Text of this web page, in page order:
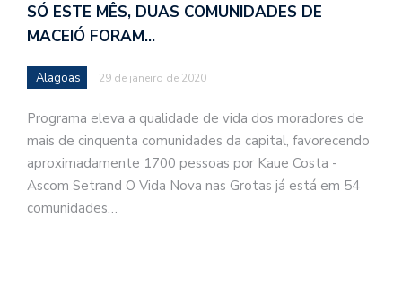
SÓ ESTE MÊS, DUAS COMUNIDADES DE
MACEIÓ FORAM…
Alagoas 29 de janeiro de 2020
Programa eleva a qualidade de vida dos moradores de
mais de cinquenta comunidades da capital, favorecendo
aproximadamente 1700 pessoas por Kaue Costa -
Ascom Setrand O Vida Nova nas Grotas já está em 54
comunidades…